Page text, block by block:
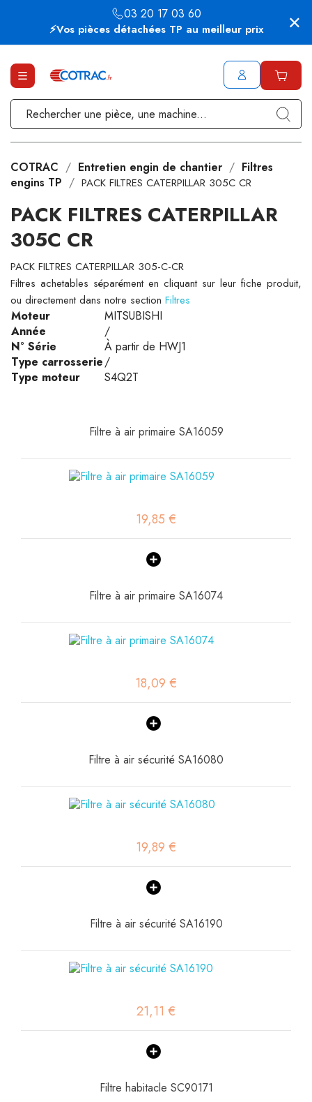
⚡Vos pièces détachées TP au meilleur prix
03 20 17 03 60
COTRAC Entretien engin de chantier
Filtres
engins TP
PACK FILTRES CATERPILLAR 305C CR
PACK FILTRES CATERPILLAR
305C CR
PACK FILTRES CATERPILLAR 305-C-CR
Filtres achetables séparément en cliquant sur leur fiche produit,
ou directement dans notre section Filtres
Moteur
MITSUBISHI
Année
/
N° Série
À partir de HWJ1
Type carrosserie/
Type moteur
S4Q2T
Filtre à air primaire SA16059
19,85 €
Filtre à air primaire SA16074
18,09 €
Filtre à air sécurité SA16080
19,89 €
Filtre à air sécurité SA16190
21,11 €
Filtre habitacle SC90171